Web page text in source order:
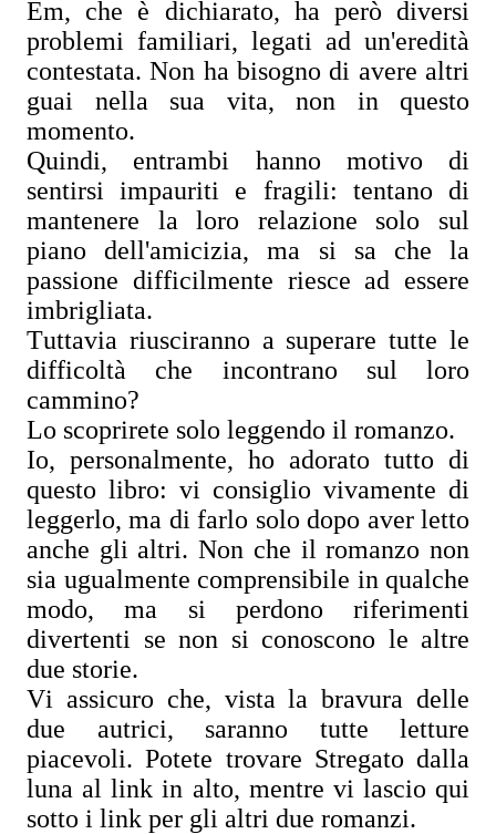
Em, che è dichiarato, ha però diversi
problemi familiari, legati ad un'eredità
contestata. Non ha bisogno di avere altri
guai nella sua vita, non in questo
momento.
Quindi, entrambi hanno motivo di
sentirsi impauriti e fragili: tentano di
mantenere la loro relazione solo sul
piano dell'amicizia, ma si sa che la
passione difficilmente riesce ad essere
imbrigliata.
Tuttavia riusciranno a superare tutte le
difficoltà che incontrano sul loro
cammino?
Lo scoprirete solo leggendo il romanzo.
Io, personalmente, ho adorato tutto di
questo libro: vi consiglio vivamente di
leggerlo, ma di farlo solo dopo aver letto
anche gli altri. Non che il romanzo non
sia ugualmente comprensibile in qualche
modo, ma si perdono riferimenti
divertenti se non si conoscono le altre
due storie.
Vi assicuro che, vista la bravura delle
due autrici, saranno tutte letture
piacevoli. Potete trovare Stregato dalla
luna al link in alto, mentre vi lascio qui
sotto i link per gli altri due romanzi.